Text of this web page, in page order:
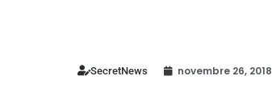
SecretNews novembre 26, 2018